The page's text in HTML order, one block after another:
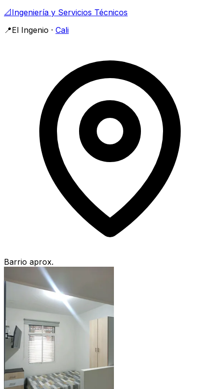
📐Ingeniería y Servicios Técnicos
📍El Ingenio · Cali
Barrio aprox.